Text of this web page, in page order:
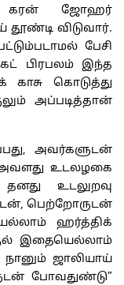
கரன் ஜோஹர்
தூண்டி விடுவார்.
பேசி
பிரபலம் இந்த
காசு கொடுத்து
அப்படித்தான்
அவர்களுடன்
உடலழகை
உடலுறவு
பெற்றோருடன்
ஹர்த்திக்
இதையெல்லாம்
ஜாலியாய்
போவதுண்டு”